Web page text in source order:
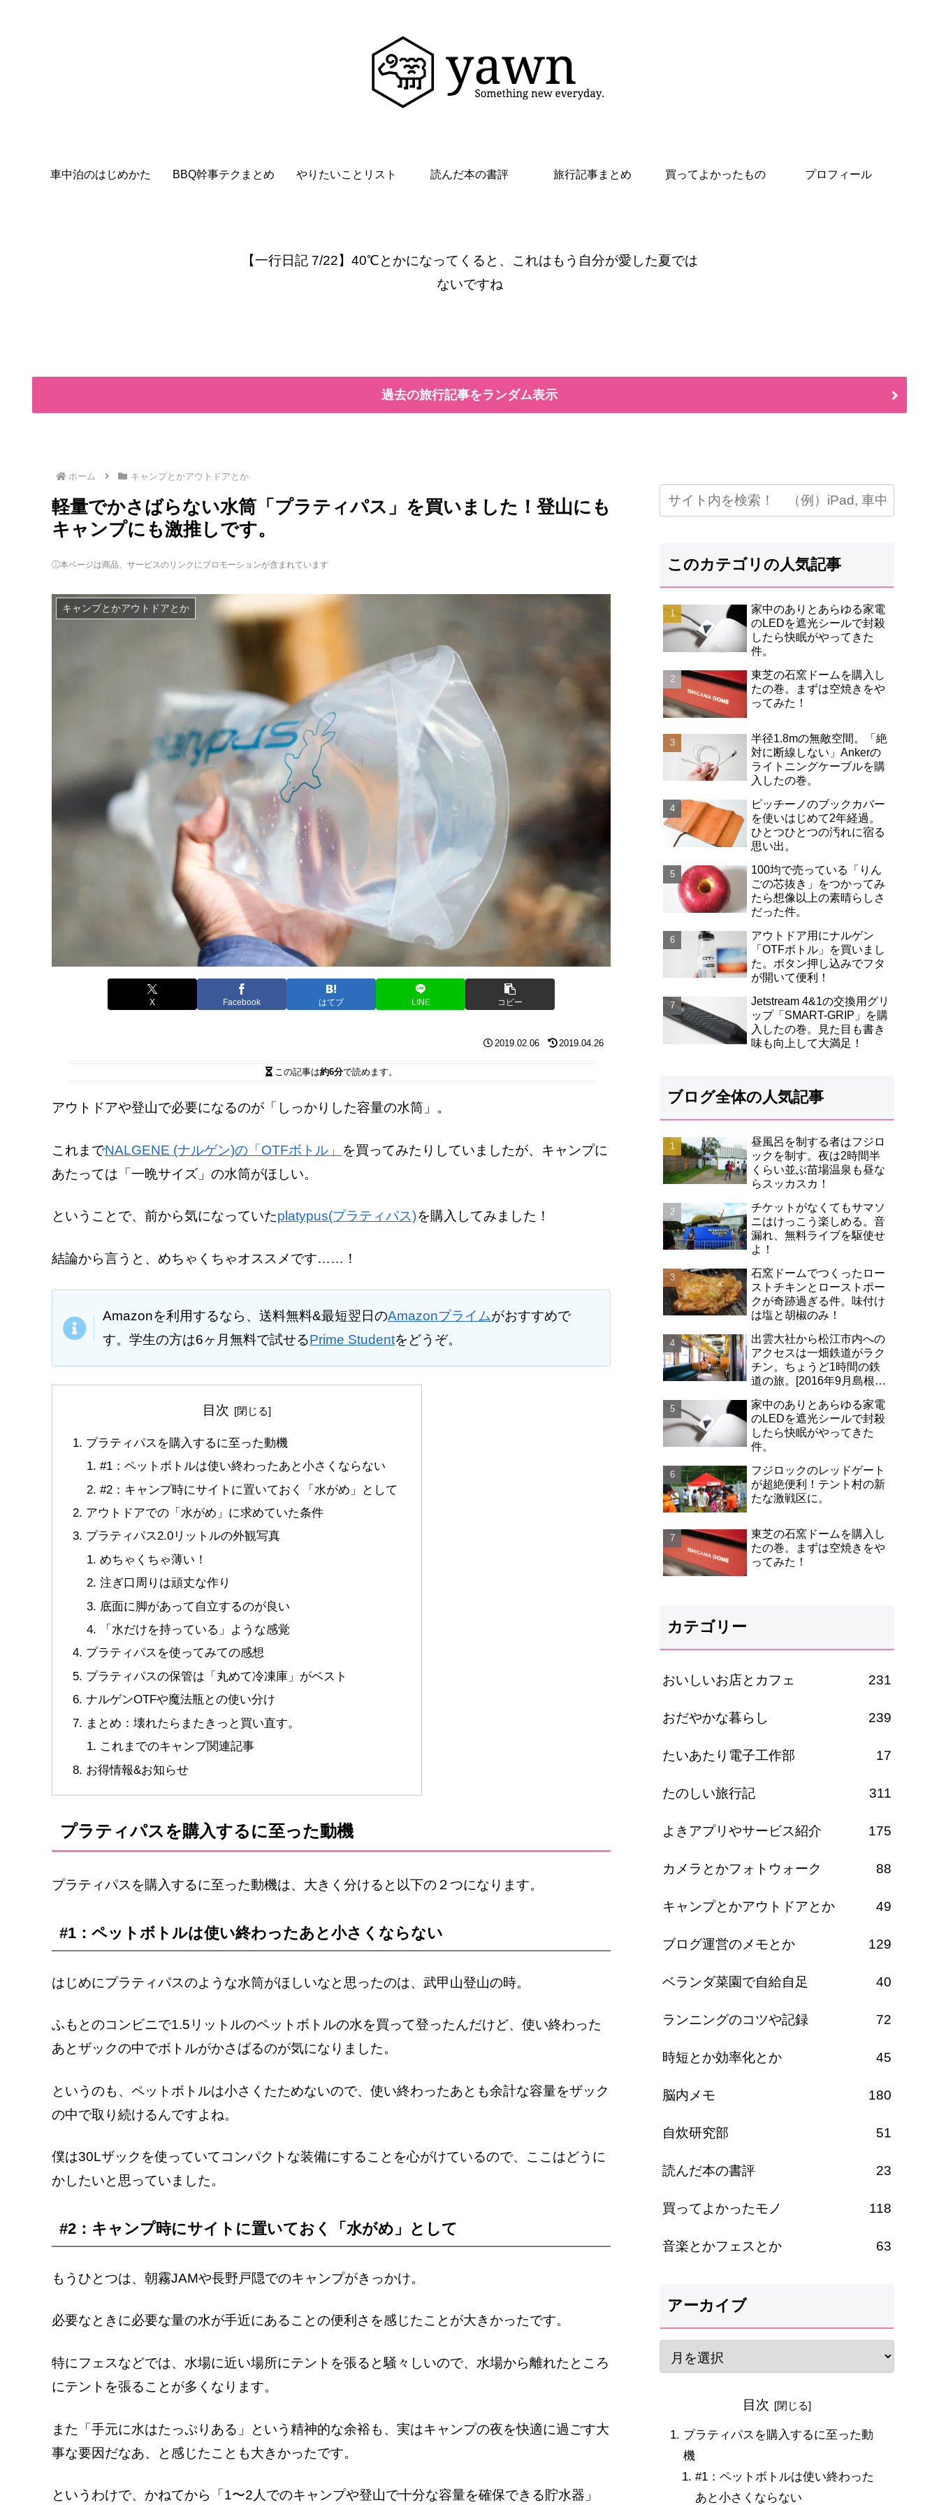
車中泊のはじめかた BBQ幹事テクまとめ やりたいことリスト 読んだ本の書評 旅行記事まとめ 買ってよかったもの プロフィール
【一行日記 7/22】40℃とかになってくると、これはもう自分が愛した夏では
ないですね
過去の旅行記事をランダム表示
ホーム キャンプとかアウトドアとか
軽量でかさばらない水筒「プラティパス」を買いました！登山にも
キャンプにも激推しです。
ⓘ本ページは商品、サービスのリンクにプロモーションが含まれています
キャンプとかアウトドアとか
X Facebook はてブ LINE コピー
2019.02.06 2019.04.26
この記事は約6分で読めます。
アウトドアや登山で必要になるのが「しっかりした容量の水筒」。
これまでNALGENE (ナルゲン)の「OTFボトル」
を買ってみたりしていましたが、キャンプに
あたっては「一晩サイズ」の水筒がほしい。
ということで、前から気になっていたplatypus(プラティパス)を購入してみました！
結論から言うと、めちゃくちゃオススメです……！
Amazonを利用するなら、送料無料&最短翌日のAmazonプライムがおすすめで
す。学生の方は6ヶ月無料で試せるPrime Studentをどうぞ。
目次
プラティパスを購入するに至った動機
#1：ペットボトルは使い終わったあと小さくならない
#2：キャンプ時にサイトに置いておく「水がめ」として
アウトドアでの「水がめ」に求めていた条件
プラティパス2.0リットルの外観写真
めちゃくちゃ薄い！
注ぎ口周りは頑丈な作り
底面に脚があって自立するのが良い
「水だけを持っている」ような感覚
プラティパスを使ってみての感想
プラティパスの保管は「丸めて冷凍庫」がベスト
ナルゲンOTFや魔法瓶との使い分け
まとめ：壊れたらまたきっと買い直す。
これまでのキャンプ関連記事
お得情報&お知らせ
プラティパスを購入するに至った動機
プラティパスを購入するに至った動機は、大きく分けると以下の２つになります。
#1：ペットボトルは使い終わったあと小さくならない
はじめにプラティパスのような水筒がほしいなと思ったのは、武甲山登山の時。
ふもとのコンビニで1.5リットルのペットボトルの水を買って登ったんだけど、使い終わった
あとザックの中でボトルがかさばるのが気になりました。
というのも、ペットボトルは小さくたためないので、使い終わったあとも余計な容量をザック
の中で取り続けるんですよね。
僕は30Lザックを使っていてコンパクトな装備にすることを心がけているので、ここはどうに
かしたいと思っていました。
#2：キャンプ時にサイトに置いておく「水がめ」として
もうひとつは、朝霧JAMや長野戸隠でのキャンプがきっかけ。
必要なときに必要な量の水が手近にあることの便利さを感じたことが大きかったです。
特にフェスなどでは、水場に近い場所にテントを張ると騒々しいので、水場から離れたところ
にテントを張ることが多くなります。
また「手元に水はたっぷりある」という精神的な余裕も、実はキャンプの夜を快適に過ごす大
事な要因だなあ、と感じたことも大きかったです。
というわけで、かねてから「1〜2人でのキャンプや登山で十分な容量を確保できる貯水器」
このカテゴリの人気記事
家中のありとあらゆる家電
のLEDを遮光シールで封殺
したら快眠がやってきた
件。
東芝の石窯ドームを購入し
たの巻。まずは空焼きをや
ってみた！
半径1.8mの無敵空間。「絶
対に断線しない」Ankerの
ライトニングケーブルを購
入したの巻。
ピッチーノのブックカバー
を使いはじめて2年経過。
ひとつひとつの汚れに宿る
思い出。
100均で売っている「りん
ごの芯抜き」をつかってみ
たら想像以上の素晴らしさ
だった件。
アウトドア用にナルゲン
「OTFボトル」を買いまし
た。ボタン押し込みでフタ
が開いて便利！
Jetstream 4&1の交換用グリ
ップ「SMART-GRIP」を購
入したの巻。見た目も書き
味も向上して大満足！
ブログ全体の人気記事
昼風呂を制する者はフジロ
ックを制す。夜は2時間半
くらい並ぶ苗場温泉も昼な
らスッカスカ！
チケットがなくてもサマソ
ニはけっこう楽しめる。音
漏れ、無料ライブを駆使せ
よ！
石窯ドームでつくったロー
ストチキンとローストポー
クが奇跡過ぎる件。味付け
は塩と胡椒のみ！
出雲大社から松江市内への
アクセスは一畑鉄道がラク
チン。ちょうど1時間の鉄
道の旅。[2016年9月島根旅
家中のありとあらゆる家電
のLEDを遮光シールで封殺
したら快眠がやってきた
件。
フジロックのレッドゲート
が超絶便利！テント村の新
たな激戦区に。
東芝の石窯ドームを購入し
たの巻。まずは空焼きをや
ってみた！
カテゴリー
おいしいお店とカフェ 231
おだやかな暮らし 239
たいあたり電子工作部 17
たのしい旅行記 311
よきアプリやサービス紹介 175
カメラとかフォトウォーク 88
キャンプとかアウトドアとか 49
ブログ運営のメモとか 129
ベランダ菜園で自給自足 40
ランニングのコツや記録 72
時短とか効率化とか 45
脳内メモ 180
自炊研究部 51
読んだ本の書評 23
買ってよかったモノ 118
音楽とかフェスとか 63
アーカイブ
目次
プラティパスを購入するに至った動
機
#1：ペットボトルは使い終わった
あと小さくならない